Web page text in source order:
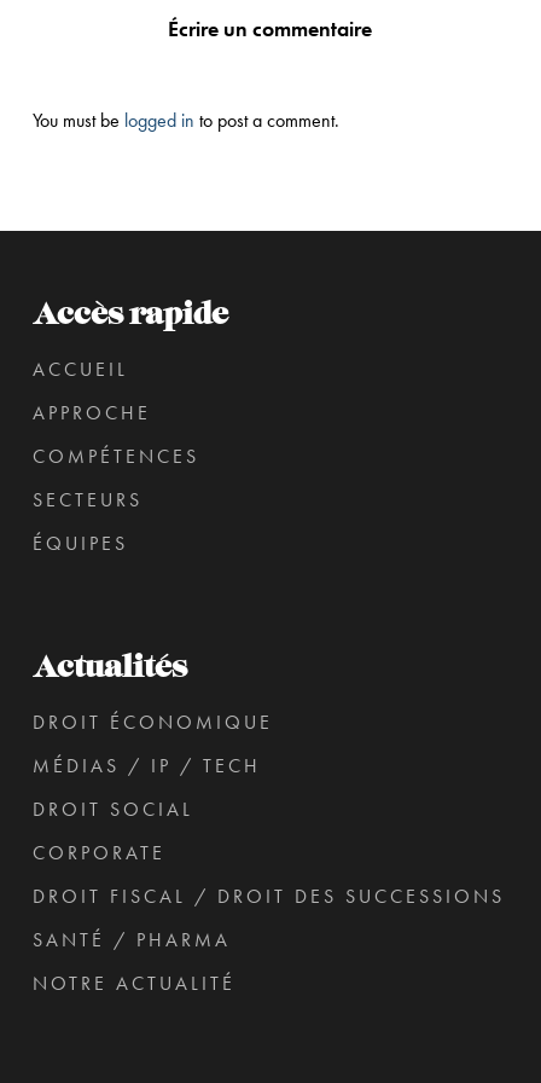
Écrire un commentaire
You must be logged in to post a comment.
Accès rapide
ACCUEIL
APPROCHE
COMPÉTENCES
SECTEURS
ÉQUIPES
Actualités
DROIT ÉCONOMIQUE
MÉDIAS / IP / TECH
DROIT SOCIAL
CORPORATE
DROIT FISCAL / DROIT DES SUCCESSIONS
SANTÉ / PHARMA
NOTRE ACTUALITÉ